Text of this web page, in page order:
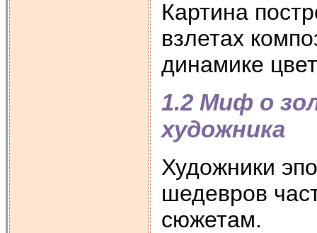
Картина
взлетах
динамике
1.2 Миф о
художника
Художники
шедевров
сюжетам.